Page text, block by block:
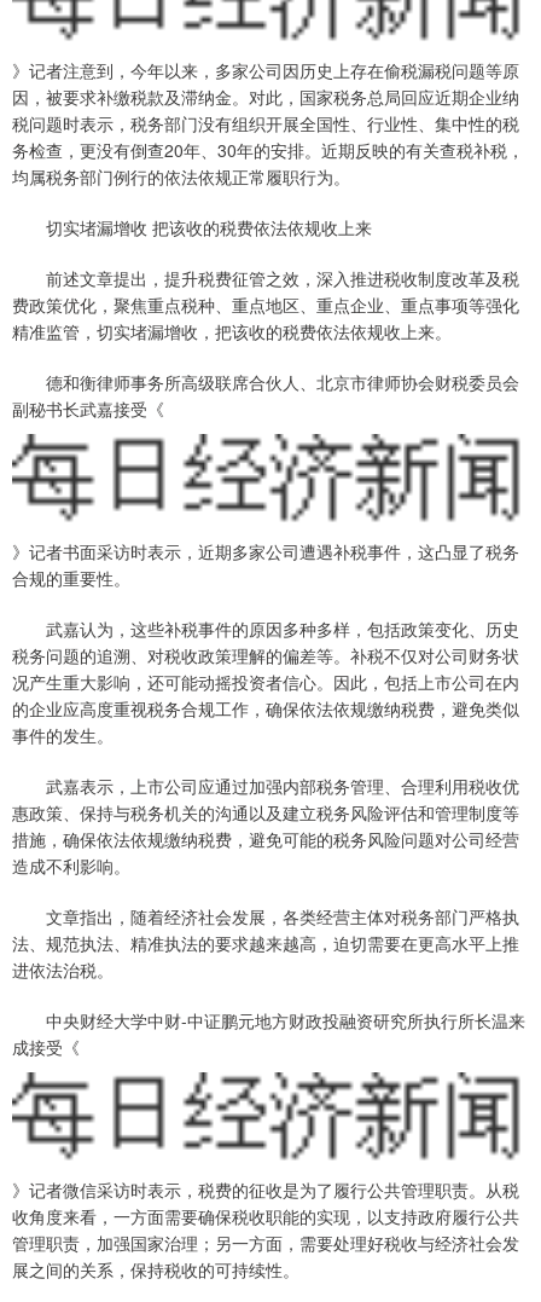
》记者注意到，今年以来，多家公司因历史上存在偷税漏税问题等原
因，被要求补缴税款及滞纳金。对此，国家税务总局回应近期企业纳
税问题时表示，税务部门没有组织开展全国性、行业性、集中性的税
务检查，更没有倒查20年、30年的安排。近期反映的有关查税补税，
均属税务部门例行的依法依规正常履职行为。
切实堵漏增收 把该收的税费依法依规收上来
前述文章提出，提升税费征管之效，深入推进税收制度改革及税
费政策优化，聚焦重点税种、重点地区、重点企业、重点事项等强化
精准监管，切实堵漏增收，把该收的税费依法依规收上来。
德和衡律师事务所高级联席合伙人、北京市律师协会财税委员会
副秘书长武嘉接受《
》记者书面采访时表示，近期多家公司遭遇补税事件，这凸显了税务
合规的重要性。
武嘉认为，这些补税事件的原因多种多样，包括政策变化、历史
税务问题的追溯、对税收政策理解的偏差等。补税不仅对公司财务状
况产生重大影响，还可能动摇投资者信心。因此，包括上市公司在内
的企业应高度重视税务合规工作，确保依法依规缴纳税费，避免类似
事件的发生。
武嘉表示，上市公司应通过加强内部税务管理、合理利用税收优
惠政策、保持与税务机关的沟通以及建立税务风险评估和管理制度等
措施，确保依法依规缴纳税费，避免可能的税务风险问题对公司经营
造成不利影响。
文章指出，随着经济社会发展，各类经营主体对税务部门严格执
法、规范执法、精准执法的要求越来越高，迫切需要在更高水平上推
进依法治税。
中央财经大学中财-中证鹏元地方财政投融资研究所执行所长温来
成接受《
》记者微信采访时表示，税费的征收是为了履行公共管理职责。从税
收角度来看，一方面需要确保税收职能的实现，以支持政府履行公共
管理职责，加强国家治理；另一方面，需要处理好税收与经济社会发
展之间的关系，保持税收的可持续性。